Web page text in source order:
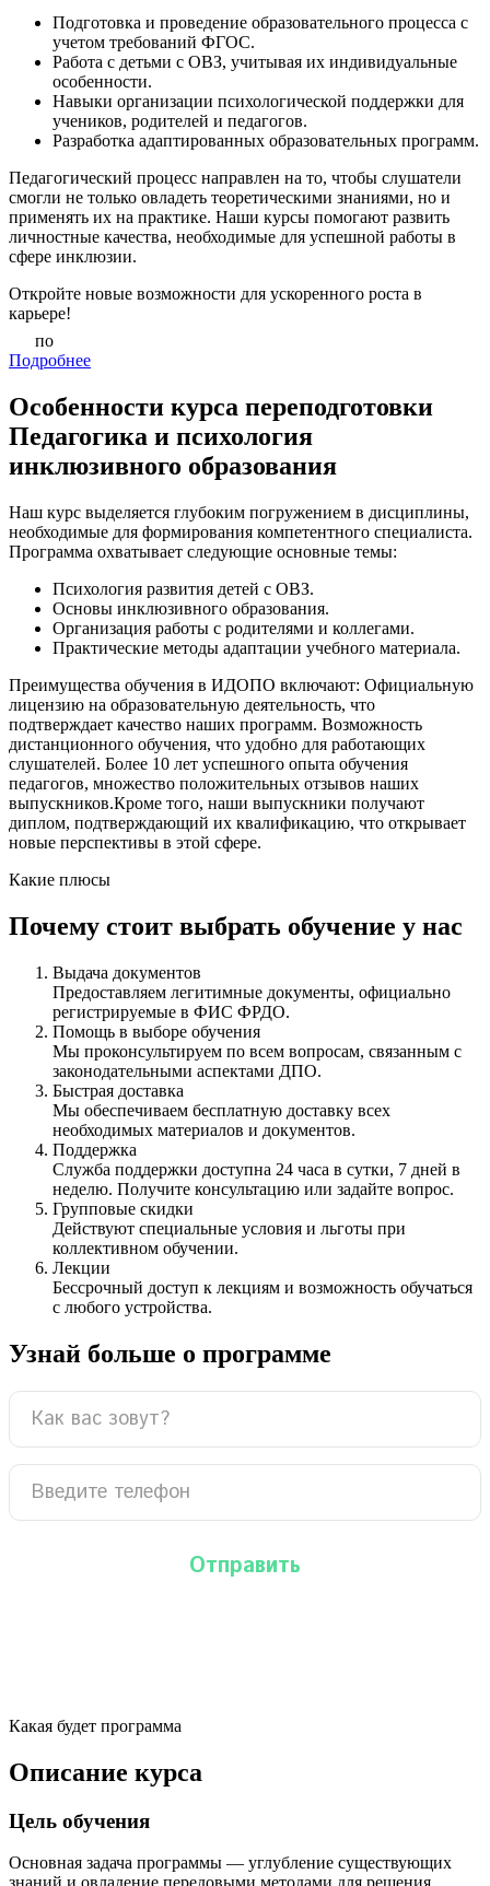
Подготовка и проведение образовательного процесса с
учетом требований ФГОС.
Работа с детьми с ОВЗ, учитывая их индивидуальные
особенности.
Навыки организации психологической поддержки для
учеников, родителей и педагогов.
Разработка адаптированных образовательных программ.
Педагогический процесс направлен на то, чтобы слушатели
смогли не только овладеть теоретическими знаниями, но и
применять их на практике. Наши курсы помогают развить
личностные качества, необходимые для успешной работы в
сфере инклюзии.
Откройте новые возможности для ускоренного роста в
карьере!
по
Подробнее
Особенности курса переподготовки
Педагогика и психология
инклюзивного образования
Наш курс выделяется глубоким погружением в дисциплины,
необходимые для формирования компетентного специалиста.
Программа охватывает следующие основные темы:
Психология развития детей с ОВЗ.
Основы инклюзивного образования.
Организация работы с родителями и коллегами.
Практические методы адаптации учебного материала.
Преимущества обучения в ИДОПО включают: Официальную
лицензию на образовательную деятельность, что
подтверждает качество наших программ. Возможность
дистанционного обучения, что удобно для работающих
слушателей. Более 10 лет успешного опыта обучения
педагогов, множество положительных отзывов наших
выпускников.Кроме того, наши выпускники получают
диплом, подтверждающий их квалификацию, что открывает
новые перспективы в этой сфере.
Какие плюсы
Почему стоит выбрать обучение у нас
Выдача документов
Предоставляем легитимные документы, официально
регистрируемые в ФИС ФРДО.
Помощь в выборе обучения
Мы проконсультируем по всем вопросам, связанным с
законодательными аспектами ДПО.
Быстрая доставка
Мы обеспечиваем бесплатную доставку всех
необходимых материалов и документов.
Поддержка
Служба поддержки доступна 24 часа в сутки, 7 дней в
неделю. Получите консультацию или задайте вопрос.
Групповые скидки
Действуют специальные условия и льготы при
коллективном обучении.
Лекции
Бессрочный доступ к лекциям и возможность обучаться
с любого устройства.
Узнай больше о программе
Какая будет программа
Описание курса
Цель обучения
Основная задача программы — углубление существующих